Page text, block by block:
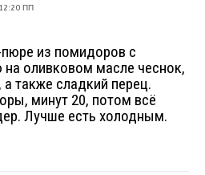
ПП
из помидоров с
оливковом масле чеснок,
также сладкий перец.
минут 20, потом всё
Лучше есть холодным.